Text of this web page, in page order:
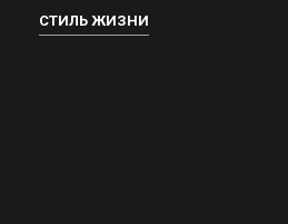
СТИЛЬ ЖИЗНИ